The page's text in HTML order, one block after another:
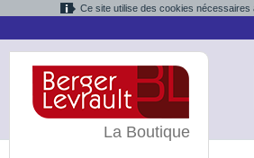
Ce site utilise des cookies
La Boutique